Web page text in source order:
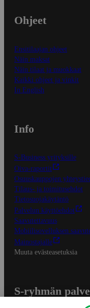
Ohjeet
Ensitilaajan ohjeet
Näin maksat
Näin tilaat ja muokkaat
Kaikki ohjeet ja vinkit
In English
Info
S-Business yrityksille
Oiva-raportit
Osuuskauppojen
Tilaus- ja toimitusehdot
Tietosuojakäytäntö
Palvelun käyttöehdot
Saavutettavuus
Mobiilisovelluksen
Mainostajalle
Muuta evästeasetuksia
S-ryhmän